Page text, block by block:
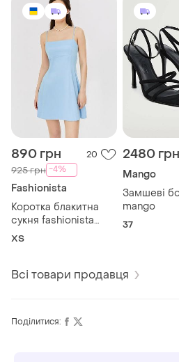
890 грн 20
925 грн -4%
Fashionista
Коротка блакитна
сукня fashionista
розмір xs
ХS
2480 грн
Mango
Замшеві
mango
37
Всі товари продавця
Поділитися: